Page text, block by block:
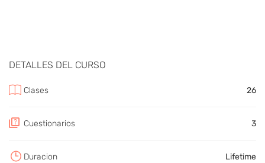
DETALLES DEL CURSO
Clases 26
Cuestionarios 3
Duracion
Lifetime